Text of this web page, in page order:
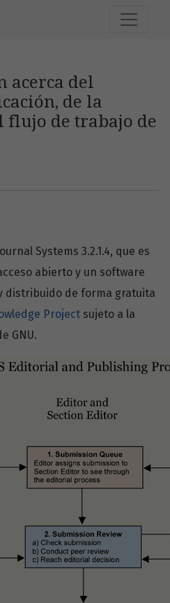
acerca del
de la
flujo de trabajo de
Systems 3.2.1.4, que es
abierto y un software
distribuido de forma gratuita
Project sujeto a la
GNU.